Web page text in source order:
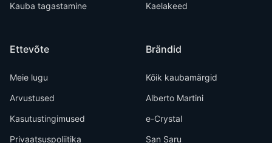
Kauba tagastamine
Ettevõte
Meie lugu
Arvustused
Kasutustingimused
Privaatsuspoliitika
Kaelakeed
Brändid
Kõik kaubamärgid
Alberto Martini
e-Crystal
San Saru